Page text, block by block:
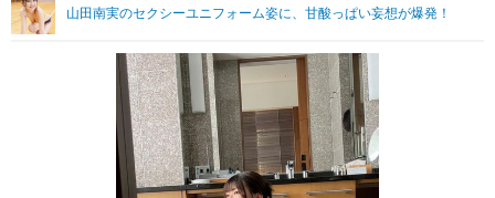
ショッピング その他
山田南実のセクシーユニフォーム姿に、甘酸っぱい妄想が爆発！